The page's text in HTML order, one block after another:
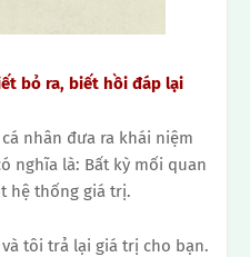
bỏ ra, biết hồi đáp lại
nhân đưa ra khái niệm
nghĩa là: Bất kỳ mối quan
hệ thống giá trị.
tôi trả lại giá trị cho bạn.